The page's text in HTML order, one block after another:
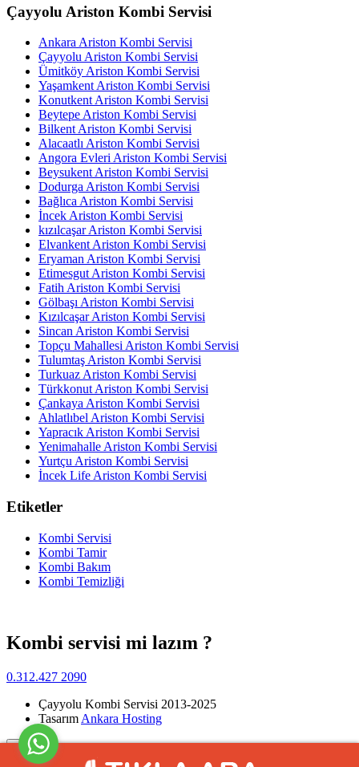
Çayyolu Ariston Kombi Servisi
Ankara Ariston Kombi Servisi
Çayyolu Ariston Kombi Servisi
Ümitköy Ariston Kombi Servisi
Yaşamkent Ariston Kombi Servisi
Konutkent Ariston Kombi Servisi
Beytepe Ariston Kombi Servisi
Bilkent Ariston Kombi Servisi
Alacaatlı Ariston Kombi Servisi
Angora Evleri Ariston Kombi Servisi
Beysukent Ariston Kombi Servisi
Dodurga Ariston Kombi Servisi
Bağlıca Ariston Kombi Servisi
İncek Ariston Kombi Servisi
kızılcaşar Ariston Kombi Servisi
Elvankent Ariston Kombi Servisi
Eryaman Ariston Kombi Servisi
Etimesgut Ariston Kombi Servisi
Fatih Ariston Kombi Servisi
Gölbaşı Ariston Kombi Servisi
Kızılcaşar Ariston Kombi Servisi
Sincan Ariston Kombi Servisi
Topçu Mahallesi Ariston Kombi Servisi
Tulumtaş Ariston Kombi Servisi
Turkuaz Ariston Kombi Servisi
Türkkonut Ariston Kombi Servisi
Çankaya Ariston Kombi Servisi
Ahlatlıbel Ariston Kombi Servisi
Yapracık Ariston Kombi Servisi
Yenimahalle Ariston Kombi Servisi
Yurtçu Ariston Kombi Servisi
İncek Life Ariston Kombi Servisi
Etiketler
Kombi Servisi
Kombi Tamir
Kombi Bakım
Kombi Temizliği
Kombi servisi mi lazım ?
0.312.427 2090
Çayyolu Kombi Servisi 2013-2025
Tasarım Ankara Hosting
Yukarı